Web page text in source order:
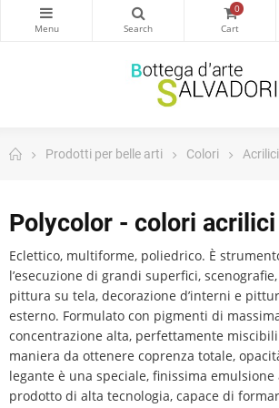
0
Prodotti per belle arti Colori
Polycolor - colori
Eclettico, multiforme, poliedrico. È
l’esecuzione di grandi superfici,
pittura su tela, decorazione d’interni e
esterno. Formulato con pigmenti di
concentrazione alta, perfettamente
maniera da ottenere coprenza totale,
legante è una speciale, finissima emulsione
prodotto di alta tecnologia, capace di